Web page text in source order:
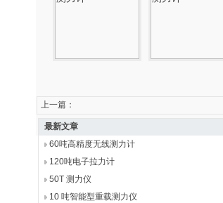
上一篇：
最新文章
60吨高精度无线测力计
120吨电子拉力计
50T 测力仪
10 吨智能型重载测力仪